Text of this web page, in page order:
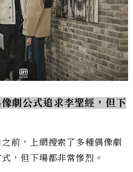
劇公式追求李聖經，但下
前，上網搜索了多種偶像劇
，但下場都非常慘烈。